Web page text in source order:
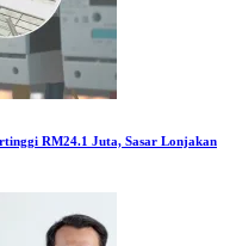
RM24.1 Juta, Sasar Lonjakan